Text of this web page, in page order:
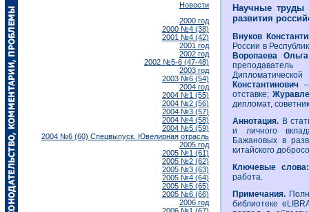
Новости
2000 год
2000 №4 (38)
2001 №4 (42)
2001 год
2002 год
2002 №5-6 (47-48)
2003 год
2003 №6 (54)
2004 год
2004 №1 (55)
2004 №2 (56)
2004 №3 (57)
2004 №4 (58)
2004 №5 (59)
2004 №6 (60) Спецвыпуск. Ювелирная отрасль
2005 год
2005 №1 (61)
2005 №2 (62)
2005 №3 (63)
2005 №4 (64)
2005 №5 (65)
2005 №6 (66)
2006 год
Научные
развития
Внуков
России в
Воропаева
Константинович
отставке;
дипломат,
Аннотация. В
и личного
Бажановых в
китайского
Ключевые слова:
работа.
Примечания.
библиотеке